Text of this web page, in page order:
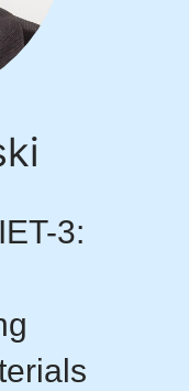
3: